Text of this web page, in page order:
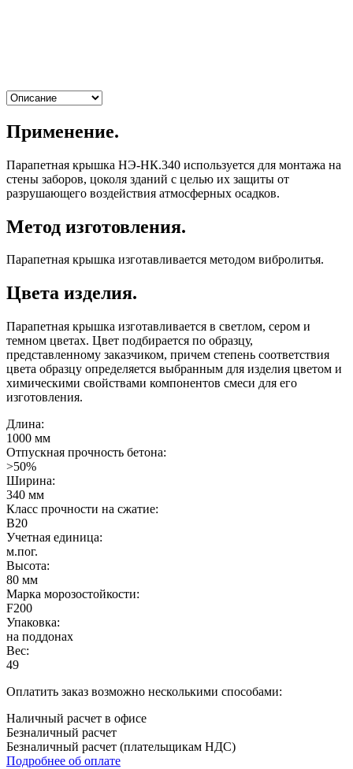
Применение.
Парапетная крышка НЭ-НК.340 используется для монтажа на
стены заборов, цоколя зданий с целью их защиты от
разрушающего воздействия атмосферных осадков.
Метод изготовления.
Парапетная крышка изготавливается методом вибролитья.
Цвета изделия.
Парапетная крышка изготавливается в светлом, сером и
темном цветах. Цвет подбирается по образцу,
представленному заказчиком, причем степень соответствия
цвета образцу определяется выбранным для изделия цветом и
химическими свойствами компонентов смеси для его
изготовления.
Длина:
1000 мм
Отпускная прочность бетона:
>50%
Ширина:
340 мм
Класс прочности на сжатие:
B20
Учетная единица:
м.пог.
Высота:
80 мм
Марка морозостойкости:
F200
Упаковка:
на поддонах
Вес:
49
Оплатить заказ возможно несколькими способами:
Наличный расчет в офисе
Безналичный расчет
Безналичный расчет (плательщикам НДС)
Подробнее об оплате